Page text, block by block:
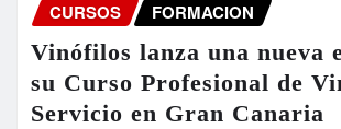
CURSOS FORMACION
Vinófilos lanza una nueva
su Curso Profesional de
Servicio en Gran Canaria